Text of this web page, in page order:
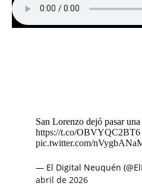
San Lorenzo dejó pasar
https://t.co/OBVYQC2BT6
pic.twitter.com/
— El Digital Neuquén
abril de 2026